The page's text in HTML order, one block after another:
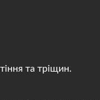
та тріщин.